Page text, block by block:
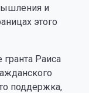
и
этого
Раиса
поддержка,